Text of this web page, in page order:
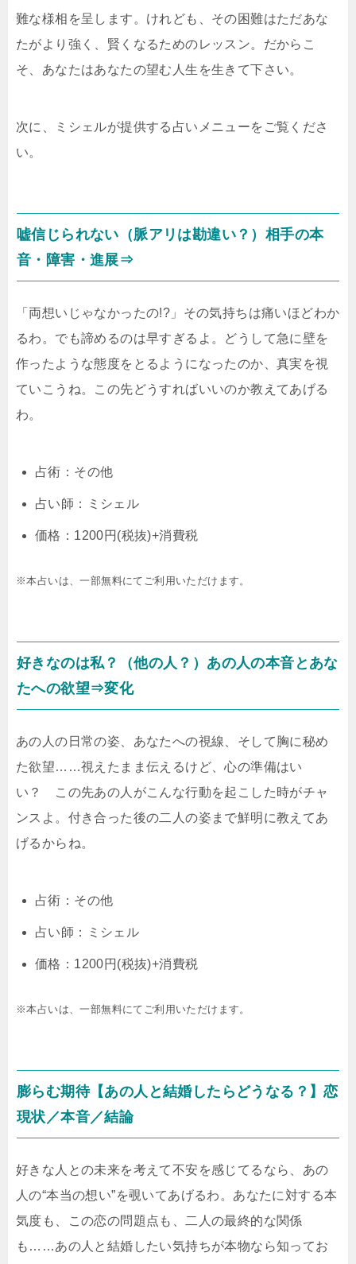
難な様相を呈します。けれども、その困難はただあな
たがより強く、賢くなるためのレッスン。だからこ
そ、あなたはあなたの望む人生を生きて下さい。
次に、ミシェルが提供する占いメニューをご覧くださ
い。
嘘信じられない（脈アリは勘違い？）相手の本
音・障害・進展⇒
「両想いじゃなかったの!?」その気持ちは痛いほどわか
るわ。でも諦めるのは早すぎるよ。どうして急に壁を
作ったような態度をとるようになったのか、真実を視
ていこうね。この先どうすればいいのか教えてあげる
わ。
占術：その他
占い師：ミシェル
価格：1200円(税抜)+消費税
※本占いは、一部無料にてご利用いただけます。
好きなのは私？（他の人？）あの人の本音とあな
たへの欲望⇒変化
あの人の日常の姿、あなたへの視線、そして胸に秘め
た欲望……視えたまま伝えるけど、心の準備はい
い？ この先あの人がこんな行動を起こした時がチャ
ンスよ。付き合った後の二人の姿まで鮮明に教えてあ
げるからね。
占術：その他
占い師：ミシェル
価格：1200円(税抜)+消費税
※本占いは、一部無料にてご利用いただけます。
膨らむ期待【あの人と結婚したらどうなる？】恋
現状／本音／結論
好きな人との未来を考えて不安を感じてるなら、あの
人の“本当の想い”を覗いてあげるわ。あなたに対する本
気度も、この恋の問題点も、二人の最終的な関係
も……あの人と結婚したい気持ちが本物なら知ってお